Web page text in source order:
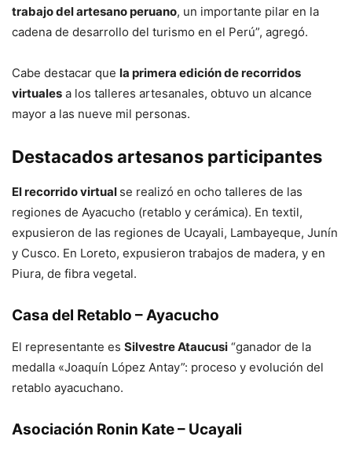
trabajo del artesano peruano, un importante pilar en la
cadena de desarrollo del turismo en el Perú”, agregó.
Cabe destacar que la primera edición de recorridos
virtuales a los talleres artesanales, obtuvo un alcance
mayor a las nueve mil personas.
Destacados artesanos participantes
El recorrido virtual se realizó en ocho talleres de las
regiones de Ayacucho (retablo y cerámica). En textil,
expusieron de las regiones de Ucayali, Lambayeque, Junín
y Cusco. En Loreto, expusieron trabajos de madera, y en
Piura, de fibra vegetal.
Casa del Retablo – Ayacucho
El representante es Silvestre Ataucusi “ganador de la
medalla «Joaquín López Antay”: proceso y evolución del
retablo ayacuchano.
Asociación Ronin Kate – Ucayali